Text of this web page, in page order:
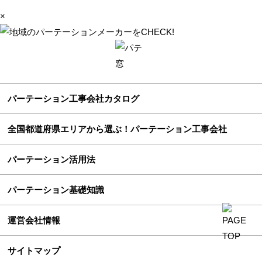
×
パーテーション工事会社カタログ
全国都道府県エリアから選ぶ！パーテーション工事会社
パーテーション活用法
パーテーション基礎知識
運営会社情報
サイトマップ